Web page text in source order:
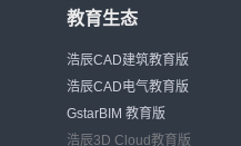
教育生态
浩辰CAD建筑教育版
浩辰CAD电气教育版
GstarBIM 教育版
浩辰3D Cloud教育版